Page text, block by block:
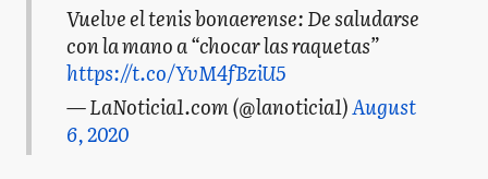
Vuelve el tenis bonaerense: De saludarse
con la mano a “chocar las raquetas”
https://t.co/YvM4fBziU5
— LaNoticia1.com (@lanoticia1)August
6, 2020